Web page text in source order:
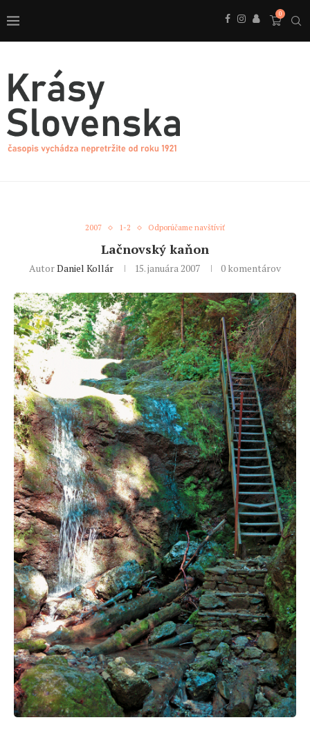
0
2007 1-2 Odporúčame navštíviť
Lačnovský kaňon
AutorDaniel Kollár 15. januára 2007 0 komentárov